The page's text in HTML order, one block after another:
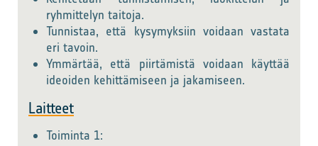
ryhmittelyn taitoja.
Tunnistaa, että kysymyksiin voidaan vastata
eri tavoin.
Ymmärtää, että piirtämistä voidaan käyttää
ideoiden kehittämiseen ja jakamiseen.
Laitteet
Toiminta 1: